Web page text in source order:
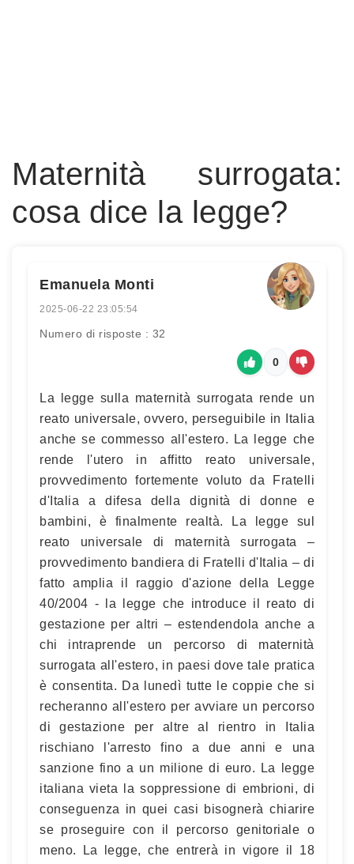
Maternità surrogata:
cosa dice la legge?
Emanuela Monti
2025-06-22 23:05:54
Numero di risposte : 32
0
La legge sulla maternità surrogata rende un
reato universale, ovvero, perseguibile in Italia
anche se commesso all'estero. La legge che
rende l'utero in affitto reato universale,
provvedimento fortemente voluto da Fratelli
d'Italia a difesa della dignità di donne e
bambini, è finalmente realtà. La legge sul
reato universale di maternità surrogata –
provvedimento bandiera di Fratelli d'Italia – di
fatto amplia il raggio d'azione della Legge
40/2004 - la legge che introduce il reato di
gestazione per altri – estendendola anche a
chi intraprende un percorso di maternità
surrogata all'estero, in paesi dove tale pratica
è consentita. Da lunedì tutte le coppie che si
recheranno all'estero per avviare un percorso
di gestazione per altre al rientro in Italia
rischiano l'arresto fino a due anni e una
sanzione fino a un milione di euro. La legge
italiana vieta la soppressione di embrioni, di
conseguenza in quei casi bisognerà chiarire
se proseguire con il percorso genitoriale o
meno. La legge, che entrerà in vigore il 18